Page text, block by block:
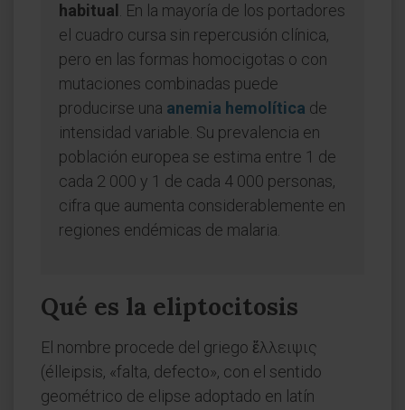
habitual
. En la mayoría de los portadores
el cuadro cursa sin repercusión clínica,
pero en las formas homocigotas o con
mutaciones combinadas puede
producirse una anemia hemolítica de
intensidad variable. Su prevalencia en
población europea se estima entre 1 de
cada 2 000 y 1 de cada 4 000 personas,
cifra que aumenta considerablemente en
regiones endémicas de malaria.
Qué es la eliptocitosis
El nombre procede del griego ἔλλειψις
(élleipsis, «falta, defecto», con el sentido
geométrico de elipse adoptado en latín